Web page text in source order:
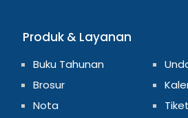
Produk & Layanan
Buku Tahunan
Brosur
Nota